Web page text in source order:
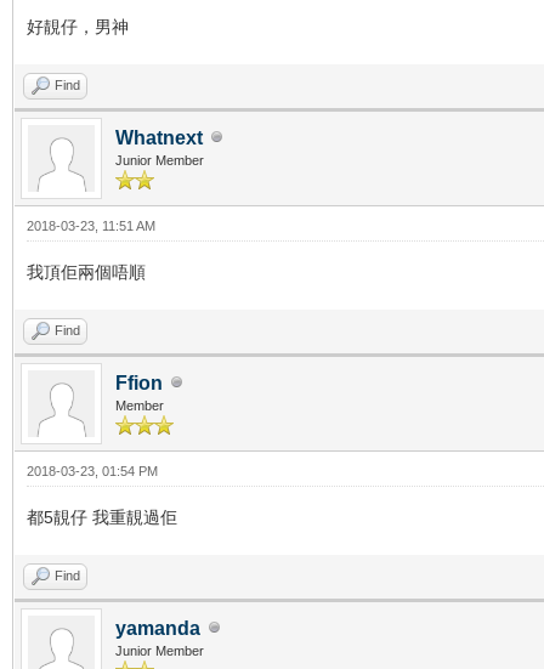
好靚仔，男神
Find
Whatnext
Junior Member
2018-03-23, 11:51 AM
我頂佢兩個唔順
Find
Ffion
Member
2018-03-23, 01:54 PM
都5靚仔 我重靚過佢
Find
yamanda
Junior Member